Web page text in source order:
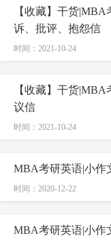
【收藏】干货
诉、批评、抱怨信
时间：2021-10-24
【收藏】干货
议信
时间：2021-10-24
MBA考研英语|小作
时间：2020-12-22
MBA考研英语|小作